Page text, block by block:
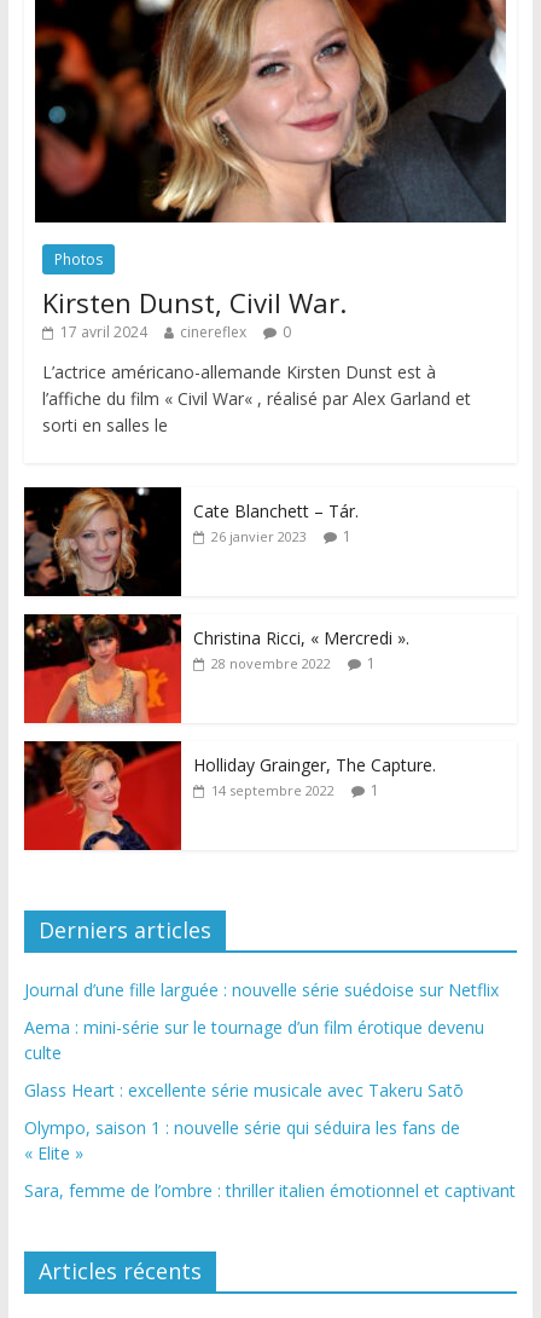
Photos
Kirsten Dunst, Civil War.
17 avril 2024 cinereflex 0
L’actrice américano-allemande Kirsten Dunst est à
l’affiche du film « Civil War« , réalisé par Alex Garland et
sorti en salles le
Cate Blanchett – Tár.
26 janvier 2023 1
Christina Ricci, « Mercredi ».
28 novembre 2022 1
Holliday Grainger, The Capture.
14 septembre 2022 1
Derniers articles
Journal d’une fille larguée : nouvelle série suédoise sur Netflix
Aema : mini-série sur le tournage d’un film érotique devenu
culte
Glass Heart : excellente série musicale avec Takeru Satō
Olympo, saison 1 : nouvelle série qui séduira les fans de
« Elite »
Sara, femme de l’ombre : thriller italien émotionnel et captivant
Articles récents